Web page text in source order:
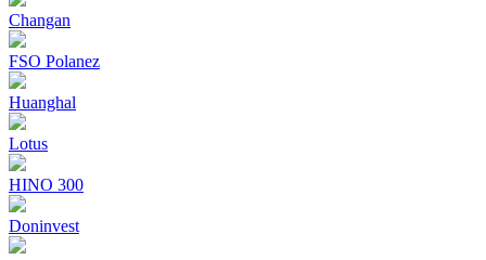
Changan
FSO Polanez
Huanghal
Lotus
HINO 300
Doninvest